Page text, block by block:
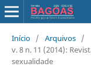
Início / Arquivos /
v. 8 n. 11 (2014):
sexualidade